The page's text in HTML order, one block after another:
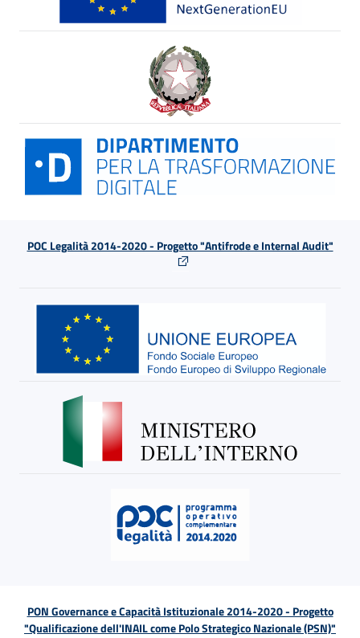
POC Legalità 2014-2020 - Progetto "Antifrode e Internal Audit"
PON Governance e Capacità Istituzionale 2014-2020 - Progetto
"Qualificazione dell'INAIL come Polo Strategico Nazionale (PSN)"